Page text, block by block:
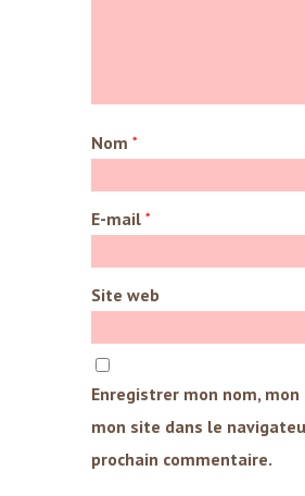
Nom *
E-mail *
Site web
Enregistrer mon nom,
mon site dans le
prochain commentaire.